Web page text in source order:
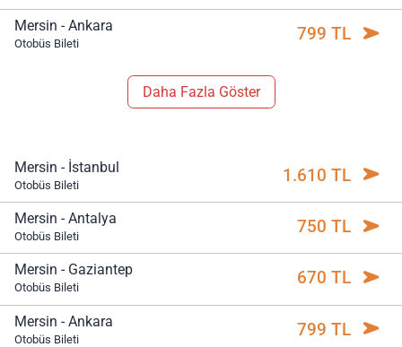
Mersin - Ankara
Otobüs Bileti 799 TL
Daha Fazla Göster
Mersin - İstanbul
Otobüs Bileti 1.610 TL
Mersin - Antalya
Otobüs Bileti 750 TL
Mersin - Gaziantep
Otobüs Bileti 670 TL
Mersin - Ankara
Otobüs Bileti 799 TL